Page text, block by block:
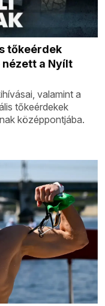
tőkeérdek
nézett a Nyílt
valamint a
tőkeérdekek
középpontjába.